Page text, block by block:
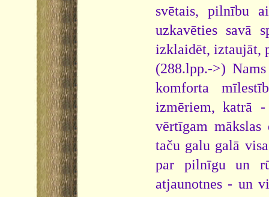
svētais, pilnību
uzkavēties savā
izklaidēt, iztaujāt,
(288.lpp.->)
komforta
izmēriem, katrā
vērtīgam
taču galu galā
par pilnīgu un
atjaunotnes - un